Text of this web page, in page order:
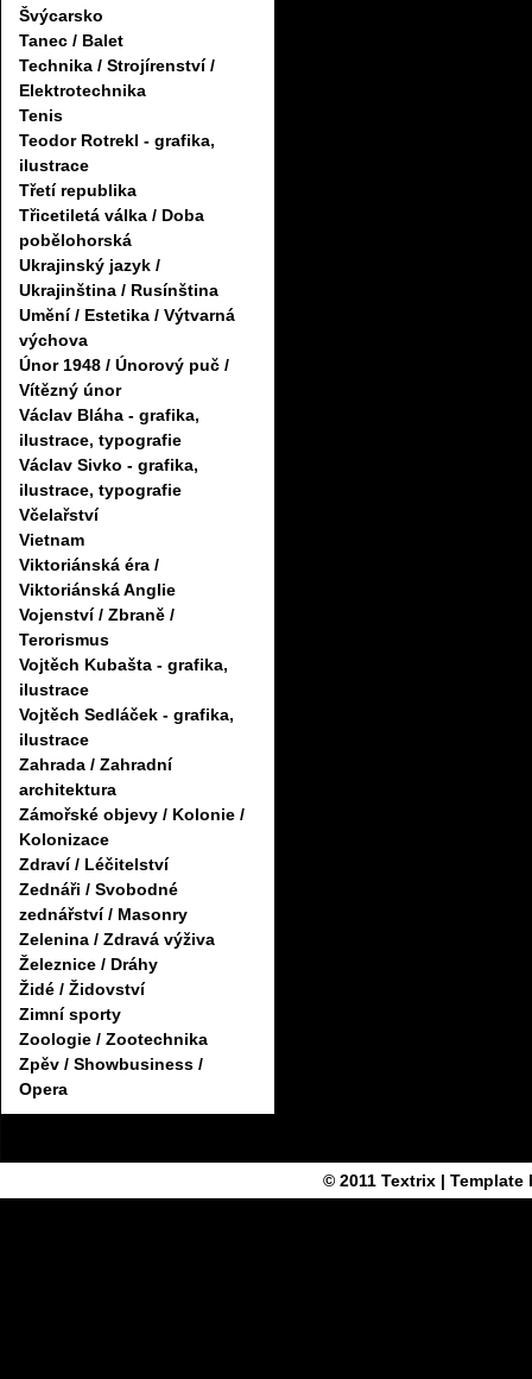
Švýcarsko
Tanec / Balet
Technika / Strojírenství /
Elektrotechnika
Tenis
Teodor Rotrekl - grafika,
ilustrace
Třetí republika
Třicetiletá válka / Doba
pobělohorská
Ukrajinský jazyk /
Ukrajinština / Rusínština
Umění / Estetika / Výtvarná
výchova
Únor 1948 / Únorový puč /
Vítězný únor
Václav Bláha - grafika,
ilustrace, typografie
Václav Sivko - grafika,
ilustrace, typografie
Včelařství
Vietnam
Viktoriánská éra /
Viktoriánská Anglie
Vojenství / Zbraně /
Terorismus
Vojtěch Kubašta - grafika,
ilustrace
Vojtěch Sedláček - grafika,
ilustrace
Zahrada / Zahradní
architektura
Zámořské objevy / Kolonie /
Kolonizace
Zdraví / Léčitelství
Zednáři / Svobodné
zednářství / Masonry
Zelenina / Zdravá výživa
Železnice / Dráhy
Židé / Židovství
Zimní sporty
Zoologie / Zootechnika
Zpěv / Showbusiness /
Opera
© 2011 Textrix| Template